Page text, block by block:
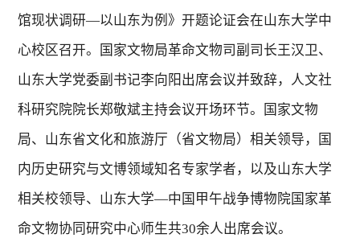
馆现状调研—以山东为例》开题论证会在山东大学中
心校区召开。国家文物局革命文物司副司长王汉卫、
山东大学党委副书记李向阳出席会议并致辞，人文社
科研究院院长郑敬斌主持会议开场环节。国家文物
局、山东省文化和旅游厅（省文物局）相关领导，国
内历史研究与文博领域知名专家学者，以及山东大学
相关校领导、山东大学—中国甲午战争博物院国家革
命文物协同研究中心师生共30余人出席会议。